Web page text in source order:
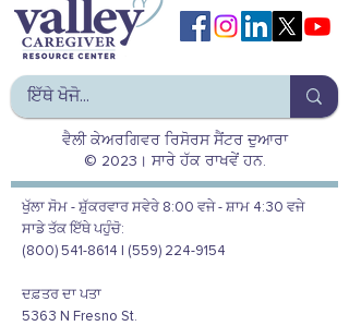
ਵੈਲੀ ਕੇਅਰਗਿਵਰ ਰਿਸੋਰਸ ਸੈਂਟਰ ਦੁਆਰਾ
© 2023। ਸਾਰੇ ਹੱਕ ਰਾਖਵੇਂ ਹਨ.
ਖੁੱਲਾ ਸੋਮ - ਸ਼ੁੱਕਰਵਾਰ ਸਵੇਰੇ 8:00 ਵਜੇ - ਸ਼ਾਮ 4:30 ਵਜੇ
ਸਾਡੇ ਤੱਕ ਇੱਥੇ ਪਹੁੰਚੋ:
(800) 541-8614 | (559) 224-9154
ਦਫ਼ਤਰ ਦਾ ਪਤਾ
5363 N Fresno St.